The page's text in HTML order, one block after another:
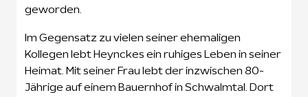
geworden.
Im Gegensatz zu vielen seiner ehemaligen
Kollegen lebt Heynckes ein ruhiges Leben in seiner
Heimat. Mit seiner Frau lebt der inzwischen 80-
Jährige auf einem Bauernhof in Schwalmtal. Dort